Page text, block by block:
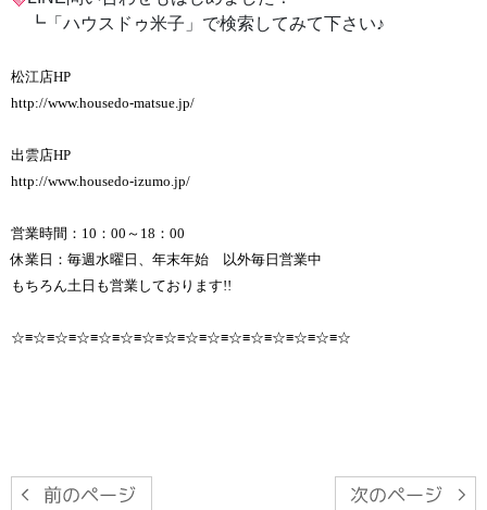
┗「ハウスドゥ米子」で検索してみて下さい♪
松江店HP
http://www.housedo-matsue.jp/
出雲店HP
http://www.housedo-izumo.jp/
営業時間：10：00～18：00
休業日：毎週水曜日、年末年始 以外毎日営業中
もちろん土日も営業しております!!
☆≡☆≡☆≡☆≡☆≡☆≡☆≡☆≡☆≡☆≡☆≡☆≡☆≡☆≡☆≡☆